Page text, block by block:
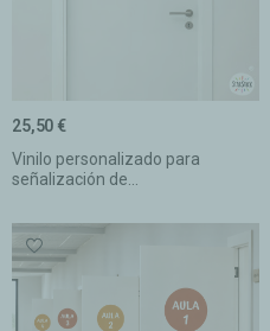
Vinilo personalizado para
señalización de...
25,50 €